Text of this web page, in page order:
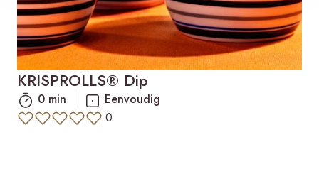
KRISPROLLS® Dip
0 min
Eenvoudig
0